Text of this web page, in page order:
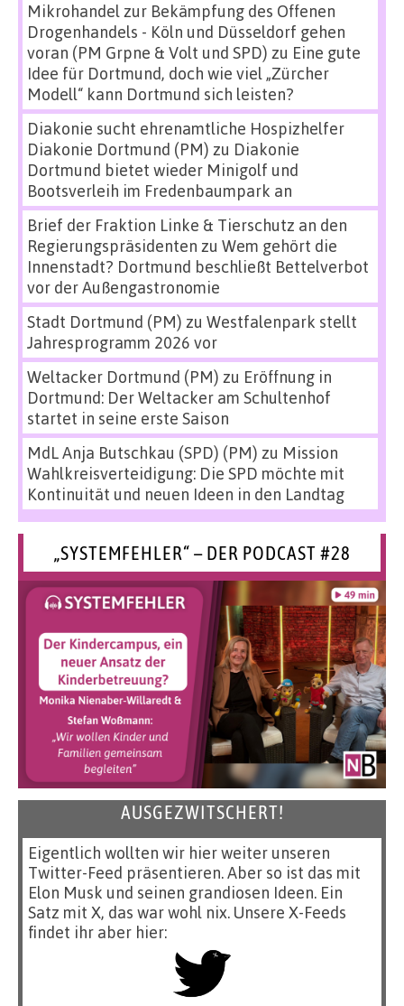
Mikrohandel zur Bekämpfung des Offenen
Drogenhandels - Köln und Düsseldorf gehen
voran (PM Grpne & Volt und SPD) zu Eine gute
Idee für Dortmund, doch wie viel „Zürcher
Modell“ kann Dortmund sich leisten?
Diakonie sucht ehrenamtliche Hospizhelfer
Diakonie Dortmund (PM) zu Diakonie
Dortmund bietet wieder Minigolf und
Bootsverleih im Fredenbaumpark an
Brief der Fraktion Linke & Tierschutz an den
Regierungspräsidenten zu Wem gehört die
Innenstadt? Dortmund beschließt Bettelverbot
vor der Außengastronomie
Stadt Dortmund (PM) zu Westfalenpark stellt
Jahresprogramm 2026 vor
Weltacker Dortmund (PM) zu Eröffnung in
Dortmund: Der Weltacker am Schultenhof
startet in seine erste Saison
MdL Anja Butschkau (SPD) (PM) zu Mission
Wahlkreisverteidigung: Die SPD möchte mit
Kontinuität und neuen Ideen in den Landtag
„SYSTEMFEHLER“ – DER PODCAST #28
AUSGEZWITSCHERT!
Eigentlich wollten wir hier weiter unseren
Twitter-Feed präsentieren. Aber so ist das mit
Elon Musk und seinen grandiosen Ideen. Ein
Satz mit X, das war wohl nix. Unsere X-Feeds
findet ihr aber hier: